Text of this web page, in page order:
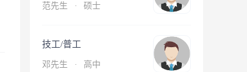
范先生 · 硕士
技工/普工
邓先生 · 高中